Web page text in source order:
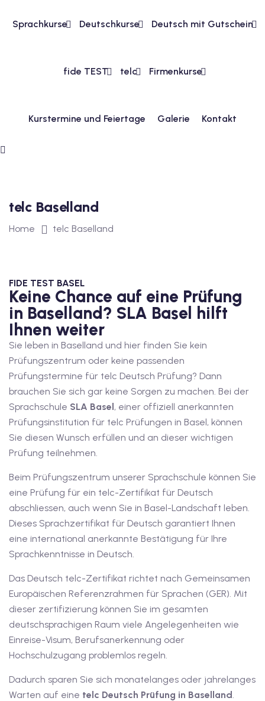
Sprachkurse Deutschkurse Deutsch mit Gutschein
fide TEST telc Firmenkurse
Kurstermine und Feiertage Galerie Kontakt
A2
Deutsch A2
Deutsch B1
B1
Deutsch B1
B1
Deutsch B2
B2
Deutsch B2
B2
Deutsch C1
C1
Deutsch C1
C1
telc Baselland
Home telc Baselland
FIDE TEST BASEL
Keine Chance auf eine Prüfung
in Baselland? SLA Basel hilft
Ihnen weiter
Sie leben in Baselland und hier finden Sie kein
Prüfungszentrum oder keine passenden
Prüfungstermine für telc Deutsch Prüfung? Dann
brauchen Sie sich gar keine Sorgen zu machen. Bei der
Sprachschule SLA Basel, einer offiziell anerkannten
Prüfungsinstitution für telc Prüfungen in Basel, können
Sie diesen Wunsch erfüllen und an dieser wichtigen
Prüfung teilnehmen.
Beim Prüfungszentrum unserer Sprachschule können Sie
eine Prüfung für ein telc-Zertifikat für Deutsch
abschliessen, auch wenn Sie in Basel-Landschaft leben.
Dieses Sprachzertifikat für Deutsch garantiert Ihnen
eine international anerkannte Bestätigung für Ihre
Sprachkenntnisse in Deutsch.
Das Deutsch telc-Zertifikat richtet nach Gemeinsamen
Europäischen Referenzrahmen für Sprachen (GER). Mit
dieser zertifizierung können Sie im gesamten
deutschsprachigen Raum viele Angelegenheiten wie
Einreise-Visum, Berufsanerkennung oder
Hochschulzugang problemlos regeln.
Dadurch sparen Sie sich monatelanges oder jahrelanges
Warten auf eine telc Deutsch Prüfung in Baselland.